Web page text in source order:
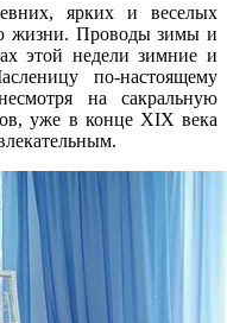
ярких и веселых
жизни. Проводы зимы и
этой недели зимние и
по-настоящему
на сакральную
уже в конце XIX века